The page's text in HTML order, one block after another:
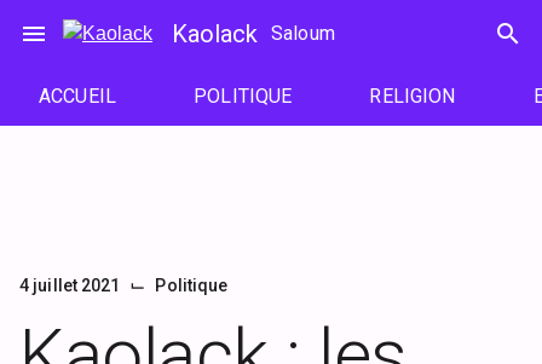
menu Kaolack Saloum search
ACCUEIL POLITIQUE RELIGION
4 juillet 2021 ⌙ Politique